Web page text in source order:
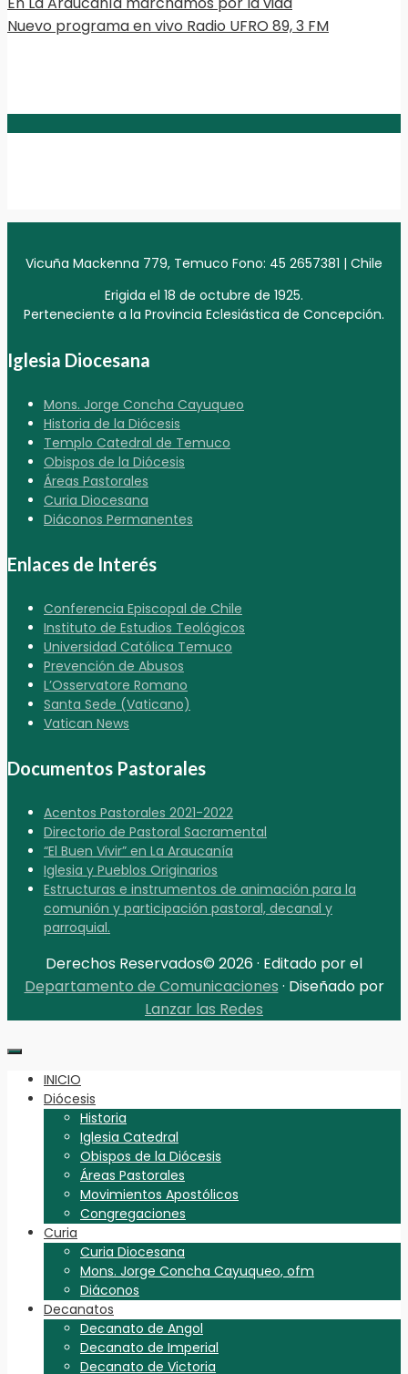
Nuevo programa en vivo Radio UFRO 89, 3 FM
Vicuña Mackenna 779, Temuco Fono: 45 2657381 | Chile
Erigida el 18 de octubre de 1925.
Perteneciente a la Provincia Eclesiástica de Concepción.
Iglesia Diocesana
Mons. Jorge Concha Cayuqueo
Historia de la Diócesis
Templo Catedral de Temuco
Obispos de la Diócesis
Áreas Pastorales
Curia Diocesana
Diáconos Permanentes
Enlaces de Interés
Conferencia Episcopal de Chile
Instituto de Estudios Teológicos
Universidad Católica Temuco
Prevención de Abusos
L’Osservatore Romano
Santa Sede (Vaticano)
Vatican News
Documentos Pastorales
Acentos Pastorales 2021-2022
Directorio de Pastoral Sacramental
“El Buen Vivir” en La Araucanía
Iglesia y Pueblos Originarios
Estructuras e instrumentos de animación para la
comunión y participación pastoral, decanal y
parroquial.
Derechos Reservados© 2026 · Editado por el
Departamento de Comunicaciones · Diseñado por
Lanzar las Redes
INICIO
Diócesis
Historia
Iglesia Catedral
Obispos de la Diócesis
Áreas Pastorales
Movimientos Apostólicos
Congregaciones
Curia
Curia Diocesana
Mons. Jorge Concha Cayuqueo, ofm
Diáconos
Decanatos
Decanato de Angol
Decanato de Imperial
Decanato de Victoria